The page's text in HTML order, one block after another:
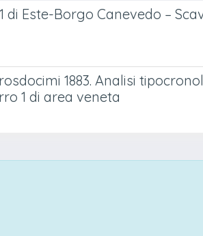
Este-Borgo Canevedo –
1883. Analisi
1 di area veneta